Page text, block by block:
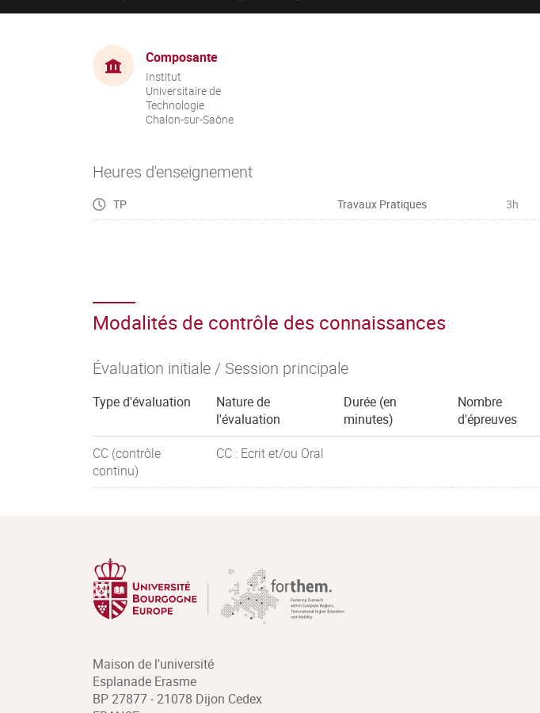
Composante
Institut
Universitaire de
Technologie
Chalon-sur-Saône
Heures d'enseignement
TP Travaux Pratiques 3h
Modalités de contrôle des connaissances
Évaluation initiale / Session principale
Type d'évaluation
Nature de
l'évaluation
Durée (en
minutes)
Nombre
d'épreuves
CC (contrôle
continu)
CC : Ecrit et/ou Oral
Maison de l'université
Esplanade Erasme
BP 27877 - 21078 Dijon Cedex